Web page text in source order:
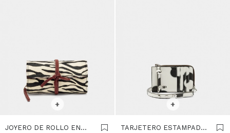
SELECCIONAR TALLE
+
JOYERO DE ROLLO EN
SELECCIONAR TALLE
+
TARJETERO ESTAMPADO